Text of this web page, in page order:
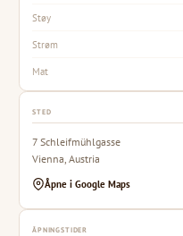
Støy
Strøm
Mat
STED
7 Schleifmühlgasse
Vienna, Austria
Åpne i Google Maps
ÅPNINGSTIDER